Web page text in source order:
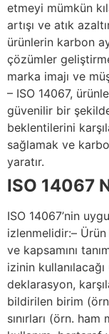
etmeyi mümkün
artışı ve atık
ürünlerin karbon
çözümler
marka imajı ve
– ISO 14067,
güvenilir bir
beklentilerini
sağlamak ve
yaratır.
ISO 14067
ISO 14067’nin
izlenmelidir:– Ürün
ve kapsamını
izinin
deklarasyon,
bildirilen birim
sınırları (örn.